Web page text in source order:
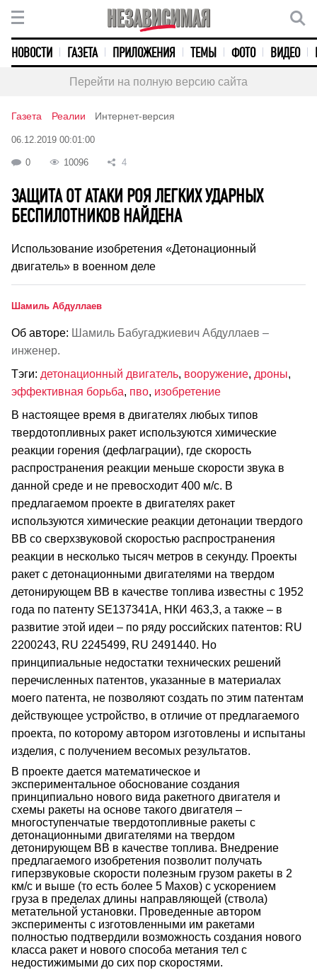
НОВОСТИ ГАЗЕТА ПРИЛОЖЕНИЯ ТЕМЫ ФОТО ВИДЕО
Перейти на полную версию сайта
Газета Реалии Интернет-версия
06.12.2019 00:01:00
0 10096 4
ЗАЩИТА ОТ АТАКИ РОЯ ЛЕГКИХ УДАРНЫХ
БЕСПИЛОТНИКОВ НАЙДЕНА
Использование изобретения «Детонационный
двигатель» в военном деле
Шамиль Абдуллаев
Об авторе: Шамиль Бабугаджиевич Абдуллаев –
инженер.
Тэги: детонационный двигатель, вооружение, дроны,
эффективная борьба, пво, изобретение
В настоящее время в двигателях любых типов
твердотопливных ракет используются химические
реакции горения (дефлаграции), где скорость
распространения реакции меньше скорости звука в
данной среде и не превосходит 400 м/с. В
предлагаемом проекте в двигателях ракет
используются химические реакции детонации твердого
ВВ со сверхзвуковой скоростью распространения
реакции в несколько тысяч метров в секунду. Проекты
ракет с детонационными двигателями на твердом
детонирующем ВВ в качестве топлива известны с 1952
года по патенту SE137341A, НКИ 463,3, а также – в
развитие этой идеи – по ряду российских патентов: RU
2200243, RU 2245499, RU 2491440. Но
принципиальные недостатки технических решений
перечисленных патентов, указанные в материалах
моего патента, не позволяют создать по этим патентам
действующее устройство, в отличие от предлагаемого
проекта, по которому автором изготовлены и испытаны
изделия, с получением весомых результатов.
В проекте дается математическое и
экспериментальное обоснование создания
принципиально нового вида ракетного двигателя и
схемы ракеты на основе такого двигателя –
многоступенчатые твердотопливные ракеты с
детонационными двигателями на твердом
детонирующем ВВ в качестве топлива. Внедрение
предлагаемого изобретения позволит получать
гиперзвуковые скорости полезным грузом ракеты в 2
км/с и выше (то есть более 5 Махов) с ускорением
груза в пределах длины направляющей (ствола)
метательной установки. Проведенные автором
эксперименты с изготовленными им ракетами
полностью подтвердили возможность создания нового
класса ракет и нового способа метания тел с
недостижимыми до сих пор скоростями.